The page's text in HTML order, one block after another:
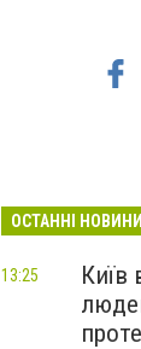
ОСТАННІ НОВИНИ
Київ
13:25